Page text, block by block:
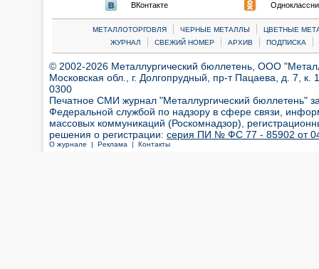
ВКонтакте
МЕТАЛЛОТОРГОВЛЯ | ЧЕРНЫЕ МЕТАЛЛЫ |
ЦВЕТНЫЕ
ЖУРНАЛ
| СВЕЖИЙ НОМЕР | АРХИВ | ПОДПИСКА |
© 2002-2026 Металлургический бюллетень, ООО
Московская обл., г. Долгопрудный, пр-т Пацаева, д. 7,
0300
Печатное СМИ журнал "Металлургический бюллетень"
Федеральной службой по надзору в сфере связи,
массовых коммуникаций (Роскомнадзор),
решения о регистрации: серия ПИ № ФС 77 - 85902 от 04
О журнале | Реклама | Контакты